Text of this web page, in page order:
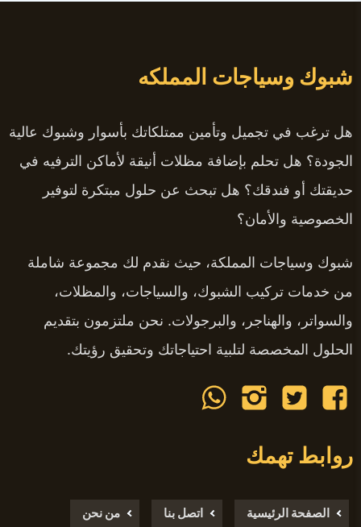
شبوك وسياجات المملكه
هل ترغب في تجميل وتأمين ممتلكاتك بأسوار وشبوك عالية
الجودة؟ هل تحلم بإضافة مظلات أنيقة لأماكن الترفيه في
حديقتك أو فندقك؟ هل تبحث عن حلول مبتكرة لتوفير
الخصوصية والأمان؟
شبوك وسياجات المملكة، حيث نقدم لك مجموعة شاملة
من خدمات تركيب الشبوك، والسياجات، والمظلات،
والسواتر، والهناجر، والبرجولات. نحن ملتزمون بتقديم
الحلول المخصصة لتلبية احتياجاتك وتحقيق رؤيتك.
تابعنا
فيسبوك
تابعنا
تويتر
تابعنا
انستجرام
تابعنا
روابط تهمك
الصفحة الرئيسية اتصل بنا من نحن